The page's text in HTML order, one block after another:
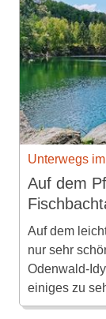
Unterwegs
Auf dem
Auf dem
nur sehr
Odenwald-
einiges zu